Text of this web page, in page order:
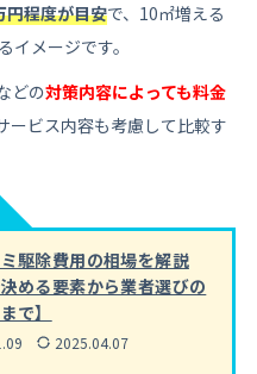
円程度が目安で、10㎡増える
イメージです。
どの対策内容によっても料金
ービス内容も考慮して比較す
駆除費用の相場を解説
決める要素から業者選びの
で】
2025.04.07